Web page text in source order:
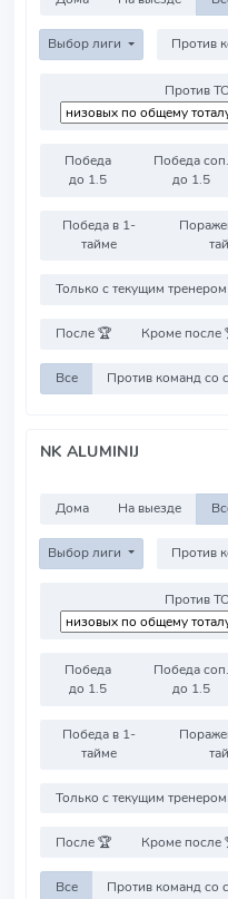
Выбор лиги
Против
Победа
до 1.5
Победа соп.
до 1.5
Победа в 1-
тайме
Только с текущим тренером
После 🏆 Кроме после
Все
NK ALUMINIJ
Дома На выезде
Выбор лиги
Против
Победа
до 1.5
Победа соп.
до 1.5
Победа в 1-
тайме
Только с текущим тренером
После 🏆 Кроме после
Все